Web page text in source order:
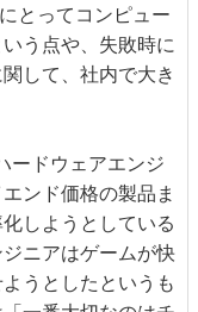
とってコンピュー
う点や、失敗時に
して、社内で大き
ードウェアエンジ
ンド価格の製品ま
しようとしている
ニアはゲームが快
うとしたというも